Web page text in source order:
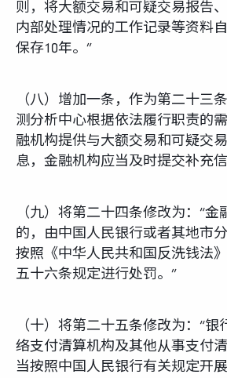
则，将大额交易和可疑交易报告
内部处理情况的工作记录等资料
保存10年。”
（八）增加一条，作为第二十三
测分析中心根据依法履行职责的
融机构提供与大额交易和可疑交
息，金融机构应当及时提交补充
（九）将第二十四条修改为：“
的，由中国人民银行或者其地市
按照《中华人民共和国反洗钱法
五十六条规定进行处罚。”
（十）将第二十五条修改为：“
络支付清算机构及其他从事支付
当按照中国人民银行有关规定开